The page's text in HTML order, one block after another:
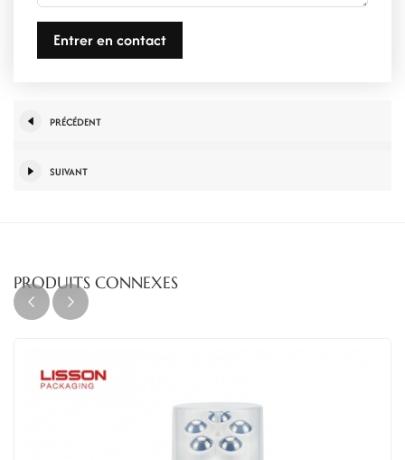
Entrer en contact
PRÉCÉDENT
SUIVANT
PRODUITS CONNEXES